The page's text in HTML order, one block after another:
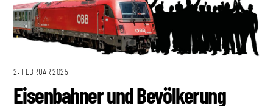
2. FEBRUAR 2025
Eisenbahner und Bevölkerung